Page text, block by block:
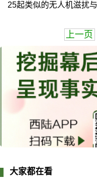
25起类似的无人机滋扰与
上一页
大家都在看